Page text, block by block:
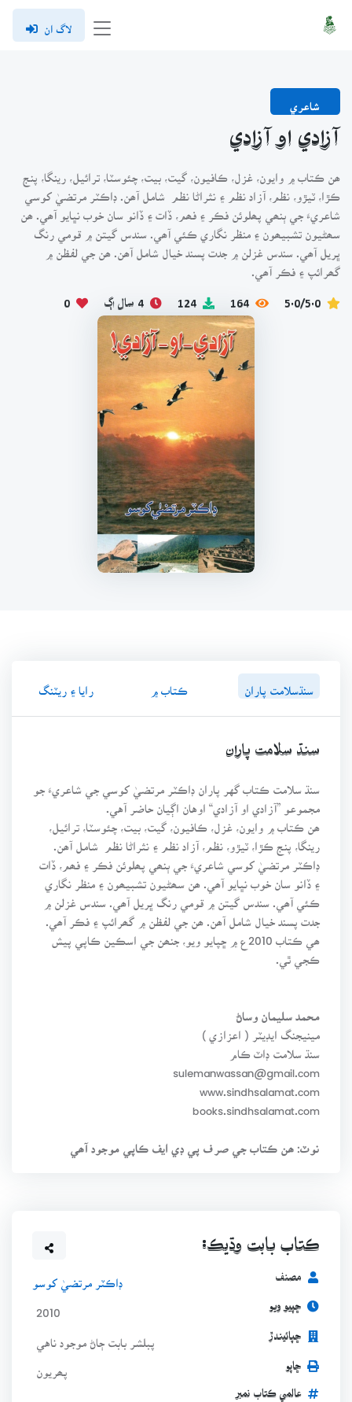
لاگ ان
شاعري
آزادي او آزادي
ھن ڪتاب ۾ وايون، غزل، ڪافيون، گيت، بيت، چئوسٽا، ترائيل، رينگا، پنج
ڪڙا، ٽيڙو، نظم، آزاد نظم ۽ نثراڻا نظم شامل آھن. ڊاڪٽر مرتضيٰ کوسي
شاعريءَ جي ٻنھي پھلوئن فڪر ۽ فھم، ڏات ۽ ڏانو سان خوب نڀايو آھي. ھن
سھڻيون تشبيھون ۽ منظر نگاري ڪئي آھي. سندس گيتن ۾ قومي رنگ
ڀريل آھي. سندس غزلن ۾ جدت پسند خيال شامل آھن. ھن جي لفظن ۾
گھرائپ ۽ فڪر آھي.
5.0/5.0
164
124 4 سال اڳ 0
سنڌسلامت پاران ڪتاب ۾ رايا ۽ ريٽنگ
سنڌ سلامت پاران
سنڌ سلامت ڪتاب گهر پاران ڊاڪٽر مرتضيٰ کوسي جي شاعريءَ جو
مجموعو ”آزادي او آزادي“ اوهان اڳيان حاضر آهي.
ھن ڪتاب ۾ وايون، غزل، ڪافيون، گيت، بيت، چئوسٽا، ترائيل،
رينگا، پنج ڪڙا، ٽيڙو، نظم، آزاد نظم ۽ نثراڻا نظم شامل آھن.
ڊاڪٽر مرتضيٰ کوسي شاعريءَ جي ٻنھي پھلوئن فڪر ۽ فھم، ڏات
۽ ڏانو سان خوب نڀايو آھي. ھن سھڻيون تشبيھون ۽ منظر نگاري
ڪئي آھي. سندس گيتن ۾ قومي رنگ ڀريل آھي. سندس غزلن ۾
جدت پسند خيال شامل آھن. ھن جي لفظن ۾ گھرائپ ۽ فڪر آھي.
ھي ڪتاب 2010ع ۾ ڇپايو ويو، جنھن جي اسڪين ڪاپي پيش
محمد سليمان وساڻ
مينيجنگ ايڊيٽر ( اعزازي )
سنڌ سلامت ڊاٽ ڪام
sulemanwassan@gmail.com
نوٽ: ھن ڪتاب جي صرف پي ڊي ايف ڪاپي موجود آھي
ڪتاب بابت وڌيڪ:
مصنف ڊاڪٽر مرتضيٰ کوسو
ڇپيو ويو 2010
ڇپائيندڙ پبلشر بابت ڄاڻ موجود ناهي
ڇاپو
عالمي ڪتاب نمبر